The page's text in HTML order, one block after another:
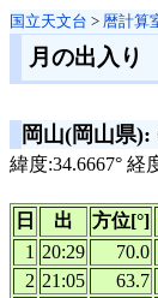
国立天文台 > 暦計算
月の出入り
岡山(岡山県):
緯度:34.6667° 経
日
出 方位[°]
1 20:29 70.0
2 21:05 63.7